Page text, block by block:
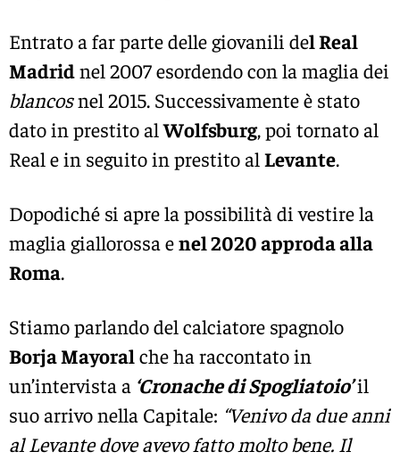
Entrato a far parte delle giovanili del Real
Madridnel 2007 esordendo con la maglia dei
blancosnel 2015. Successivamente è stato
dato in prestito alWolfsburg, poi tornato al
Real e in seguito in prestito al Levante.
Dopodiché si apre la possibilità di vestire la
maglia giallorossa enel 2020 approda alla
Roma.
Stiamo parlando del calciatore spagnolo
Borja Mayoralche ha raccontato in
un’intervista a ‘Cronache di Spogliatoio’il
suo arrivo nella Capitale: “Venivo da due anni
al Levante dove avevo fatto molto bene. Il